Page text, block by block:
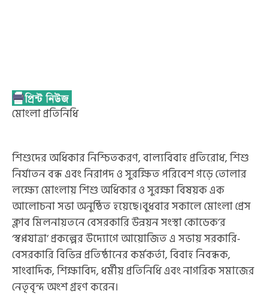
মোংলা প্রতিনিধি
শিশুদের অধিকার নিশ্চিতকরণ, বাল্যবিবাহ প্রতিরোধ, শিশু
নির্যাতন বন্ধ এবং নিরাপদ ও সুরক্ষিত পরিবেশ গড়ে তোলার
লক্ষ্যে মোংলায় শিশু অধিকার ও সুরক্ষা বিষয়ক এক
আলোচনা সভা অনুষ্ঠিত হয়েছে।বুধবার সকালে মোংলা প্রেস
ক্লাব মিলনায়তনে বেসরকারি উন্নয়ন সংস্থা কোডেক’র
‘স্বপ্নযাত্রা’ প্রকল্পের উদ্যোগে আয়োজিত এ সভায় সরকারি-
বেসরকারি বিভিন্ন প্রতিষ্ঠানের কর্মকর্তা, বিবাহ নিবন্ধক,
সাংবাদিক, শিক্ষাবিদ, ধর্মীয় প্রতিনিধি এবং নাগরিক সমাজের
নেতৃবৃন্দ অংশ গ্রহণ করেন।